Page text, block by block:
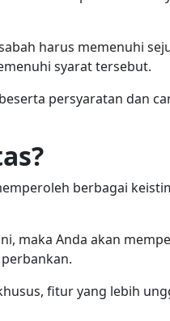
harus memenuhi
syarat tersebut.
persyaratan dan
berbagai
maka Anda akan
fitur yang lebih